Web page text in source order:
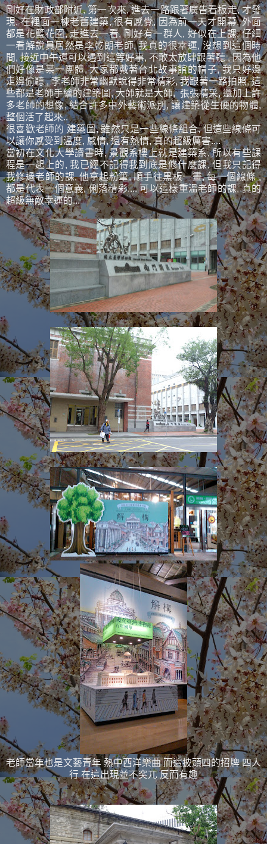
剛好在財政部附近, 第一次來, 進去一路跟著廣告看板走, 才發
現, 在裡面一棟老舊建築, 很有感覺, 因為前一天才開幕, 外面
都是花籃花圈, 走進去一看, 剛好有一群人, 好似在上課, 仔細
一看解說員居然是李乾朗老師, 我真的很幸運, 沒想到這個時
間, 接近中午還可以遇到這等好事, 不敢太放肆跟著聽 , 因為他
們好像是某一團體, 大家都戴著台北故事館的帽子, 我只好邊
走邊偷聽 , 李老師非常幽默說得非常精彩, 我跟著一路拍照, 這
些都是老師手繪的建築圖, 大師就是大師, 張張精采, 還加上許
多老師的想像, 結合許多中外藝術派別, 讓建築從生硬的物體,
整個活了起來..
很喜歡老師的 建築圖, 雖然只是一些線條組合, 但這些線條可
以讓你感受到溫度, 感情, 還有熱情, 真的超級厲害....
當初在文化大學讀書時, 景觀系樓上就是建築系, 所以有些課
程是一起上的, 我已經不記得我到底是修什麼課, 但我只記得
我修過老師的課, 他拿起粉筆, 順手往黑板一畫, 每一個線條 ,
都是代表一個意義, 俐落精彩.... 可以這樣重溫老師的課, 真的
超級無敵幸運的...
老師當年也是文藝青年 熱中西洋樂曲 而這披頭四的招牌 四人
行 在這出現並不突兀 反而有趣